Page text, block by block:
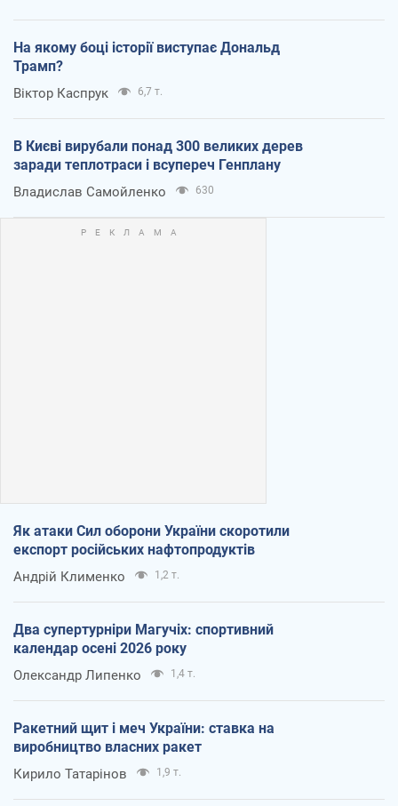
На якому боці історії виступає Дональд
Трамп?
Віктор Каспрук 6,7 т.
В Києві вирубали понад 300 великих дерев
заради теплотраси і всупереч Генплану
Владислав Самойленко 630
Як атаки Сил оборони України скоротили
експорт російських нафтопродуктів
Андрій Клименко 1,2 т.
Два супертурніри Магучіх: спортивний
календар осені 2026 року
Олександр Липенко 1,4 т.
Ракетний щит і меч України: ставка на
виробництво власних ракет
Кирило Татарінов 1,9 т.